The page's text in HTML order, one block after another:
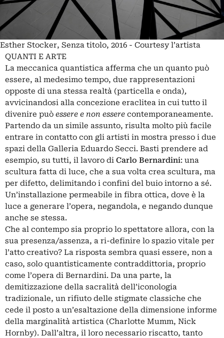
Esther Stocker, Senza titolo, 2016 - Courtesy l’artista
QUANTI E ARTE
La meccanica quantistica afferma che un quanto può
essere, al medesimo tempo, due rappresentazioni
opposte di una stessa realtà (particella e onda),
avvicinandosi alla concezione eraclitea in cui tutto il
divenire può essere e non essere contemporaneamente.
Partendo da un simile assunto, risulta molto più facile
entrare in contatto con gli artisti in mostra presso i due
spazi della Galleria Eduardo Secci. Basti prendere ad
esempio, su tutti, il lavoro di Carlo Bernardini: una
scultura fatta di luce, che a sua volta crea scultura, ma
per difetto, delimitando i confini del buio intorno a sé.
Un’installazione permeabile in fibra ottica, dove è la
luce a generare l’opera, negandola, e negando dunque
anche se stessa.
Che al contempo sia proprio lo spettatore allora, con la
sua presenza/assenza, a ri-definire lo spazio vitale per
l’atto creativo? La risposta sembra quasi essere, non a
caso, solo quantisticamente contraddittoria, proprio
come l’opera di Bernardini. Da una parte, la
demitizzazione della sacralità dell’iconologia
tradizionale, un rifiuto delle stigmate classiche che
cede il posto a un’esaltazione della dimensione informe
della marginalità artistica (Charlotte Mumm, Nick
Hornby). Dall’altra, il loro necessario riscatto, tanto